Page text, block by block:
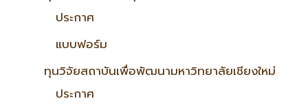
ประกาศ
แบบฟอร์ม
ทุนวิจัยสถาบันเพื่อพัฒนามหาวิทยาลัยเชียงใหม่
ประกาศ